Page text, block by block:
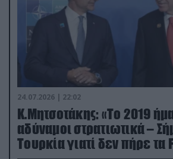
24.07.2026 | 22:02
Κ.Μητσοτάκης: «Το 2019
αδύναμοι στρατιωτικά –
Τουρκία γιατί δεν πήρε τα